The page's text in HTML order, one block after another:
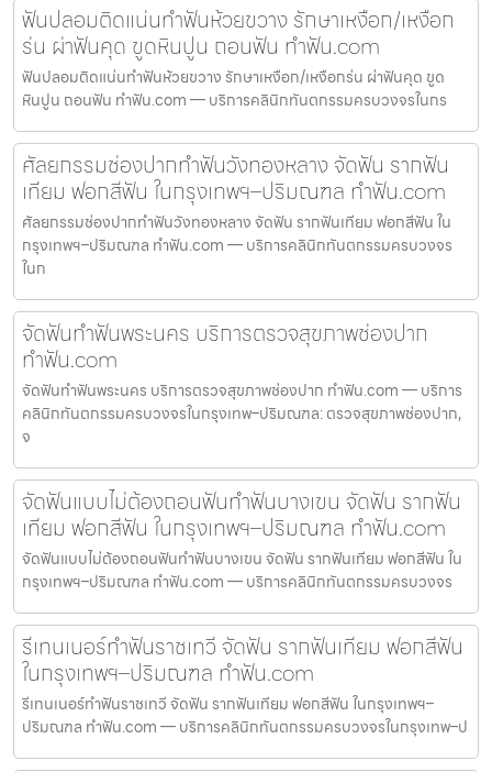
ฟันปลอมติดแน่นทำฟันห้วยขวาง รักษาเหงือก/เหงือก
ร่น ผ่าฟันคุด ขูดหินปูน ถอนฟัน ทำฟัน.com
ฟันปลอมติดแน่นทำฟันห้วยขวาง รักษาเหงือก/เหงือกร่น ผ่าฟันคุด ขูด
หินปูน ถอนฟัน ทำฟัน.com — บริการคลินิกทันตกรรมครบวงจรในกร
ศัลยกรรมช่องปากทำฟันวังทองหลาง จัดฟัน รากฟัน
เทียม ฟอกสีฟัน ในกรุงเทพฯ–ปริมณฑล ทำฟัน.com
ศัลยกรรมช่องปากทำฟันวังทองหลาง จัดฟัน รากฟันเทียม ฟอกสีฟัน ใน
กรุงเทพฯ–ปริมณฑล ทำฟัน.com — บริการคลินิกทันตกรรมครบวงจร
ในก
จัดฟันทำฟันพระนคร บริการตรวจสุขภาพช่องปาก
ทำฟัน.com
จัดฟันทำฟันพระนคร บริการตรวจสุขภาพช่องปาก ทำฟัน.com — บริการ
คลินิกทันตกรรมครบวงจรในกรุงเทพ–ปริมณฑล: ตรวจสุขภาพช่องปาก,
จ
จัดฟันแบบไม่ต้องถอนฟันทำฟันบางเขน จัดฟัน รากฟัน
เทียม ฟอกสีฟัน ในกรุงเทพฯ–ปริมณฑล ทำฟัน.com
จัดฟันแบบไม่ต้องถอนฟันทำฟันบางเขน จัดฟัน รากฟันเทียม ฟอกสีฟัน ใน
กรุงเทพฯ–ปริมณฑล ทำฟัน.com — บริการคลินิกทันตกรรมครบวงจร
รีเทนเนอร์ทำฟันราชเทวี จัดฟัน รากฟันเทียม ฟอกสีฟัน
ในกรุงเทพฯ–ปริมณฑล ทำฟัน.com
รีเทนเนอร์ทำฟันราชเทวี จัดฟัน รากฟันเทียม ฟอกสีฟัน ในกรุงเทพฯ–
ปริมณฑล ทำฟัน.com — บริการคลินิกทันตกรรมครบวงจรในกรุงเทพ–ป